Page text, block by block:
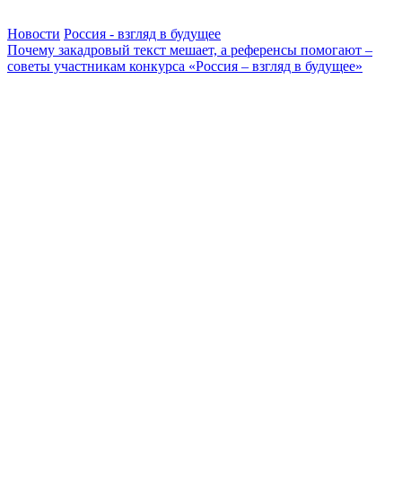
Новости Россия - взгляд в будущее
Почему закадровый текст мешает, а референсы помогают –
советы участникам конкурса «Россия – взгляд в будущее»